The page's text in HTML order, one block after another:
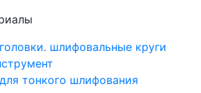
шлифовальные круги
тонкого шлифования